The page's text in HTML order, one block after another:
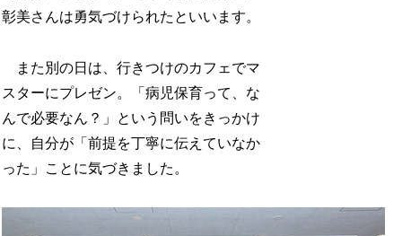
彰美さんは勇気づけられたといいます。
また別の日は、行きつけのカフェでマ
スターにプレゼン。「病児保育って、な
んで必要なん？」という問いをきっかけ
に、自分が「前提を丁寧に伝えていなか
った」ことに気づきました。